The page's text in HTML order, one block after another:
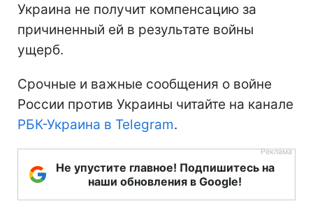
Украина не получит компенсацию за
причиненный ей в результате войны
ущерб.
Срочные и важные сообщения о войне
России против Украины читайте на канале
РБК-Украина в Telegram.
Не упустите главное! Подпишитесь на
наши обновления в Google!